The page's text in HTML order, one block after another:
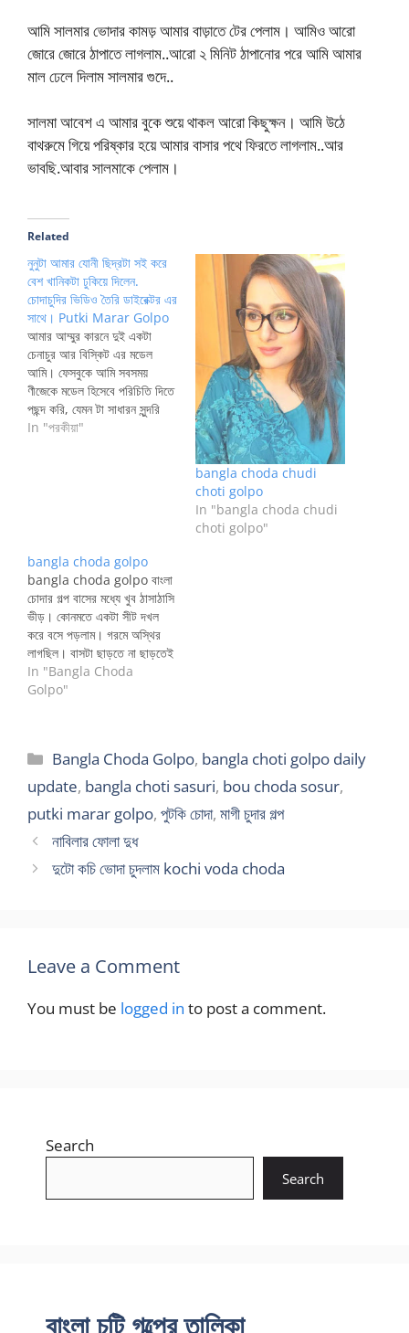
আমি সালমার ভোদার কামড় আমার বাড়াতে টের পেলাম। আমিও আরো
জোরে জোরে ঠাপাতে লাগলাম..আরো ২ মিনিট ঠাপানোর পরে আমি আমার
মাল ঢেলে দিলাম সালমার গুদে..
সালমা আবেশ এ আমার বুকে শুয়ে থাকল আরো কিছুক্ষন। আমি উঠে
বাথরুমে গিয়ে পরিষ্কার হয়ে আমার বাসার পথে ফিরতে লাগলাম..আর
ভাবছি.আবার সালমাকে পেলাম।
Related
নুনুটা আমার যোনী ছিদ্রটা সই করে
বেশ খানিকটা ঢুকিয়ে দিলেন.
চোদাচুদির ভিডিও তৈরি ডাইরেক্টর এর
সাথে। Putki Marar Golpo
আমার আম্মুর কারনে দুই একটা
চেনাচুর আর বিস্কিট এর মডেল
আমি। ফেসবুকে আমি সবসময়
ণীজেকে মডেল হিসেবে পরিচিতি দিতে
পছন্দ করি, যেমন টা সাধারন সুন্দরি
মেয়েরা করে থাকে। একদিন আমার
In "পরকীয়া"
bangla choda chudi
choti golpo
In "bangla choda chudi
choti golpo"
bangla choda golpo
bangla choda golpo বাংলা
চোদার গল্প বাসের মধ্যে খুব ঠাসাঠাসি
ভীড়। কোনমতে একটা সীট দখল
করে বসে পড়লাম। গরমে অস্থির
লাগছিল। বাসটা ছাড়তে না ছাড়তেই
দাড়ানো লোকজন প্রায় গায়ের উপর
এসে পড়ছে। খুব বিরক্ত লাগে।
স্থির হয়েছে…
In "Bangla Choda
Golpo"
Categories
Bangla Choda Golpo, bangla choti golpo daily
update, bangla choti sasuri, bou choda sosur,
putki marar golpo, পুটকি চোদা, মাগী চুদার গল্প
নাবিলার ফোলা দুধ
দুটো কচি ভোদা চুদলাম kochi voda choda
Leave a Comment
You must be logged in to post a comment.
Search
Search
বাংলা চটি গল্পের তালিকা